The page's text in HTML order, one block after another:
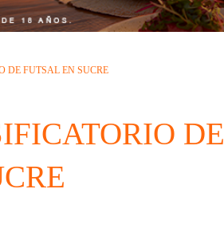
DE FUTSAL EN SUCRE
DE